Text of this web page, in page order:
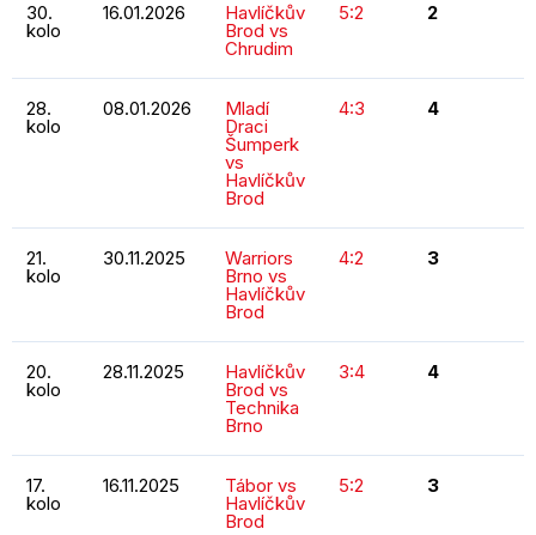
30.
kolo
16.01.2026 Havlíčkův
Brod vs
Chrudim
5:2 2
28.
kolo
08.01.2026 Mladí
Draci
Šumperk
vs
Havlíčkův
Brod
4:3 4
21.
kolo
30.11.2025 Warriors
Brno vs
Havlíčkův
Brod
4:2 3
20.
kolo
28.11.2025 Havlíčkův
Brod vs
Technika
Brno
3:4 4
17.
kolo
16.11.2025 Tábor vs
Havlíčkův
Brod
5:2 3